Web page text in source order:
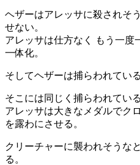
ヘザーはアレッサに殺されそ
せない。
アレッサは仕方なく もう一度
一体化。
そしてヘザーは捕らわれてい
そこには同じく捕らわれてい
アレッサは大きなメダルでク
を露わにさせる。
クリーチャーに襲われそうな
る。